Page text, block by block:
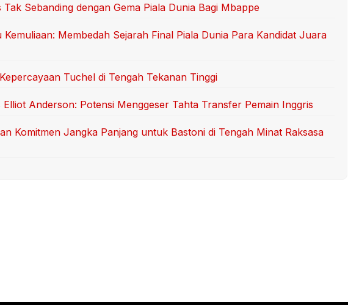
Tak Sebanding dengan Gema Piala Dunia Bagi Mbappe
Kemuliaan: Membedah Sejarah Final Piala Dunia Para Kandidat Juara
Tuchel di Tengah Tekanan Tinggi
Elliot Anderson: Potensi Menggeser Tahta Transfer Pemain Inggris
Komitmen Jangka Panjang untuk Bastoni di Tengah Minat Raksasa